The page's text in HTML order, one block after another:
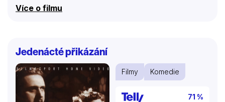
Fogu Bensonovi ovce. Ve chvíli, kdy Jack obdrží
smutnou zprávu, že se Markovi rodiče, členové
lidmi, natož s malými dětmi, nekamarádí, podle
indiánských historek se i takové věci občas stávají.
Netrvá dlouho a Mark bude muset dokonce chránit
svého medvěda před nebezpečnými lidmi.
Více o filmu
Jedenácté přikázání
Filmy Komedie
71 %